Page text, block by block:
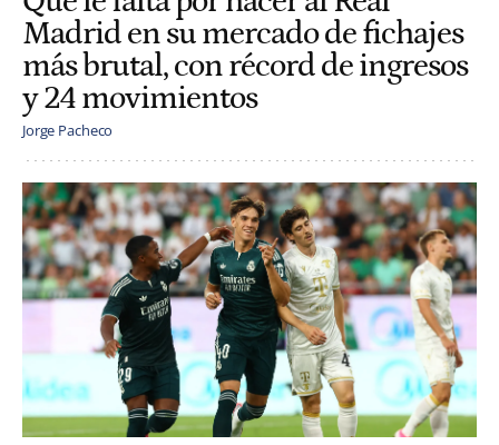
Madrid en su mercado de fichajes
más brutal, con récord de ingresos
y 24 movimientos
Jorge Pacheco